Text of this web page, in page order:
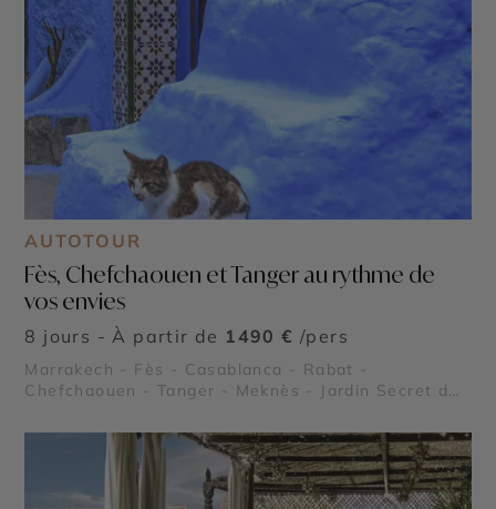
AUTOTOUR
Fès, Chefchaouen et Tanger au rythme de
vos envies
8 jours - À partir de 1490 € /pers
Marrakech - Fès - Casablanca - Rabat -
Chefchaouen - Tanger - Meknès - Jardin Secret de